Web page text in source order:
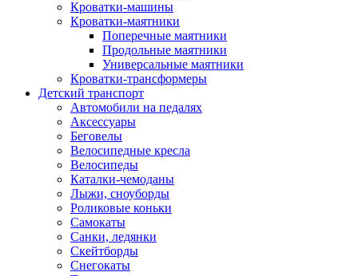
Кроватки-машины
Кроватки-маятники
Поперечные маятники
Продольные маятники
Универсальные маятники
Кроватки-трансформеры
Детский транспорт
Автомобили на педалях
Аксессуары
Беговелы
Велосипедные кресла
Велосипеды
Каталки-чемоданы
Лыжи, сноуборды
Роликовые коньки
Самокаты
Санки, ледянки
Скейтборды
Снегокаты